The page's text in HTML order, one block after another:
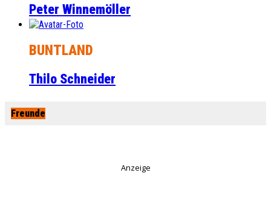
Peter Winnemöller
BUNTLAND
Thilo Schneider
Freunde
Anzeige